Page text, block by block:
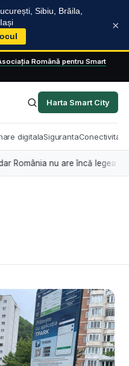
Sibiu, Brăila,
×
Română pentru Smart
Harta Smart City
digitalaSigurantaConectivitate
nu are încă legea care